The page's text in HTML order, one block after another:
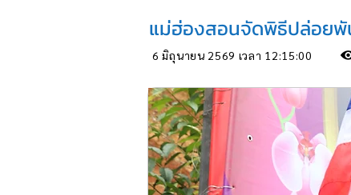
แม่ฮ่องสอนจัดพิธีปล่อยพั
6 มิถุนายน 2569 เวลา 12:15:00